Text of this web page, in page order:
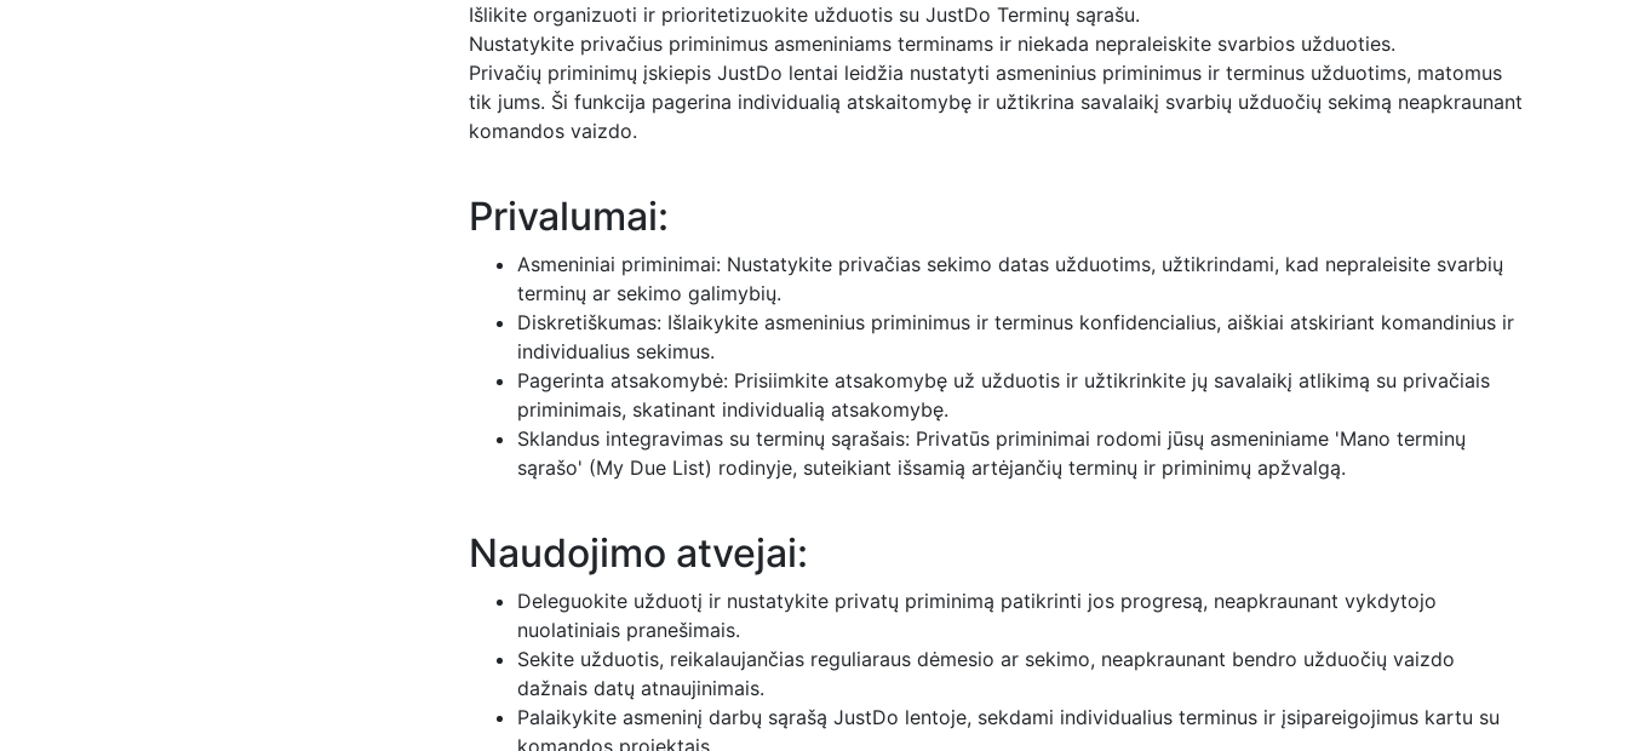
Išlikite organizuoti ir prioritetizuokite užduotis su JustDo Terminų sąrašu.
Nustatykite privačius priminimus asmeniniams terminams ir niekada nepraleiskite svarbios užduoties.
Privačių priminimų įskiepis JustDo lentai leidžia nustatyti asmeninius priminimus ir terminus užduotims, matomus
tik jums. Ši funkcija pagerina individualią atskaitomybę ir užtikrina savalaikį svarbių užduočių sekimą neapkraunant
komandos vaizdo.
Privalumai:
Asmeniniai priminimai: Nustatykite privačias sekimo datas užduotims, užtikrindami, kad nepraleisite svarbių
terminų ar sekimo galimybių.
Diskretiškumas: Išlaikykite asmeninius priminimus ir terminus konfidencialius, aiškiai atskiriant komandinius ir
individualius sekimus.
Pagerinta atsakomybė: Prisiimkite atsakomybę už užduotis ir užtikrinkite jų savalaikį atlikimą su privačiais
priminimais, skatinant individualią atsakomybę.
Sklandus integravimas su terminų sąrašais: Privatūs priminimai rodomi jūsų asmeniniame 'Mano terminų
sąrašo' (My Due List) rodinyje, suteikiant išsamią artėjančių terminų ir priminimų apžvalgą.
Naudojimo atvejai:
Deleguokite užduotį ir nustatykite privatų priminimą patikrinti jos progresą, neapkraunant vykdytojo
nuolatiniais pranešimais.
Sekite užduotis, reikalaujančias reguliaraus dėmesio ar sekimo, neapkraunant bendro užduočių vaizdo
dažnais datų atnaujinimais.
Palaikykite asmeninį darbų sąrašą JustDo lentoje, sekdami individualius terminus ir įsipareigojimus kartu su
komandos projektais.